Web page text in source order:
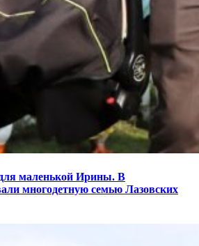
маленькой Ирины. В
многодетную семью Лазовских